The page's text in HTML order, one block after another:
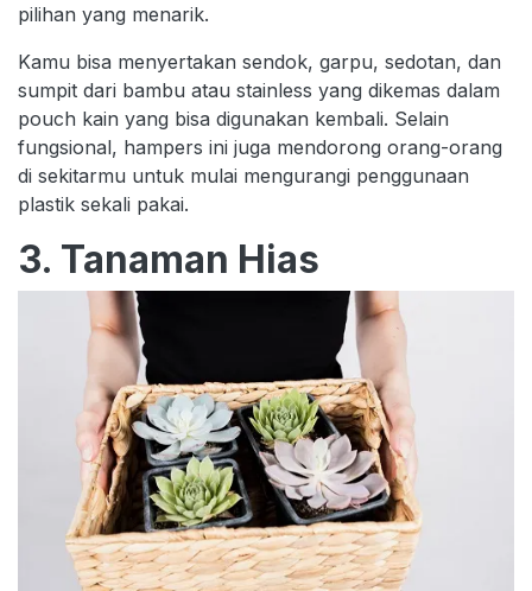
pilihan yang menarik.
Kamu bisa menyertakan sendok, garpu, sedotan, dan
sumpit dari bambu atau stainless yang dikemas dalam
pouch kain yang bisa digunakan kembali. Selain
fungsional, hampers ini juga mendorong orang-orang
di sekitarmu untuk mulai mengurangi penggunaan
plastik sekali pakai.
3. Tanaman Hias